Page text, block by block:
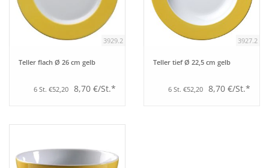
3929.2
Teller flach Ø 26 cm gelb
6 St. €52,20 8,70 €/St.*
3927.2
Teller tief Ø 22,5 cm gelb
6 St. €52,20 8,70 €/St.*